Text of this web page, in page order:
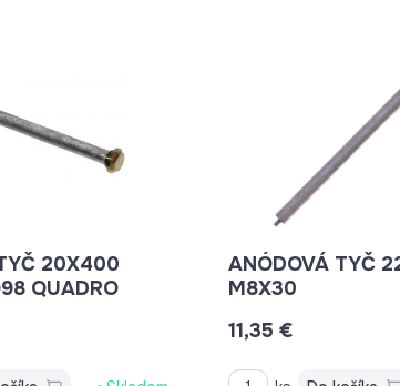
3/4"ZÁV. 1998 QUADRO
ANÓDOVÁ TYČ 22X300
M8X30
11,35 €